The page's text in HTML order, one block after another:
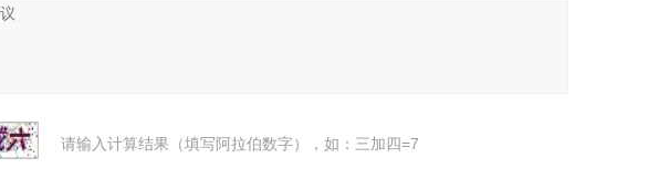
请输入计算结果（填写阿拉伯数字），如：三加四=7